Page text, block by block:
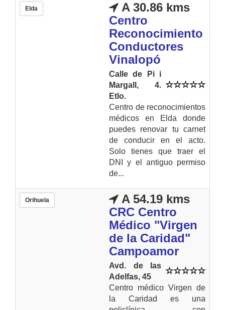
Elda
A 30.86 kms
Centro
Reconocimiento
Conductores
Vinalopó
Calle de Pi i
Margall, 4.
Etlo.
Centro de reconocimientos
médicos en Elda donde
puedes renovar tu carnet
de conducir en el acto.
Solo tienes que traer el
DNI y el antiguo permiso
de...
Orihuela
A 54.19 kms
CRC Centro
Médico "Virgen
de la Caridad"
Campoamor
Avd. de las
Adelfas, 45
Centro médico Virgen de
la Caridad es una